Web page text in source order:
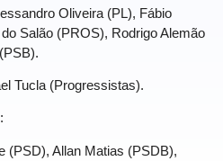
Oliveira (PL), Fábio
Salão (PROS), Rodrigo Alemão
Tucla (Progressistas).
(PSD), Allan Matias (PSDB),